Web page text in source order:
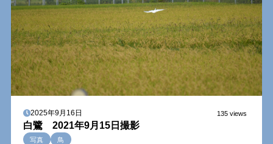
2025年9月16日 135 views
白鷺 2021年9月15日撮影
写真 鳥